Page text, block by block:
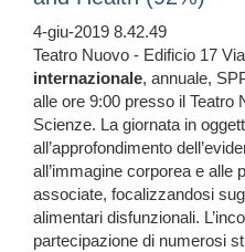
4-giu-2019 8.42.49
Teatro Nuovo - Edificio 17
internazionale, annuale,
alle ore 9:00 presso il Teatro
Scienze. La giornata in
all’approfondimento
all’immagine corporea e alle
associate, focalizzandosi
alimentari disfunzionali.
partecipazione di numerosi